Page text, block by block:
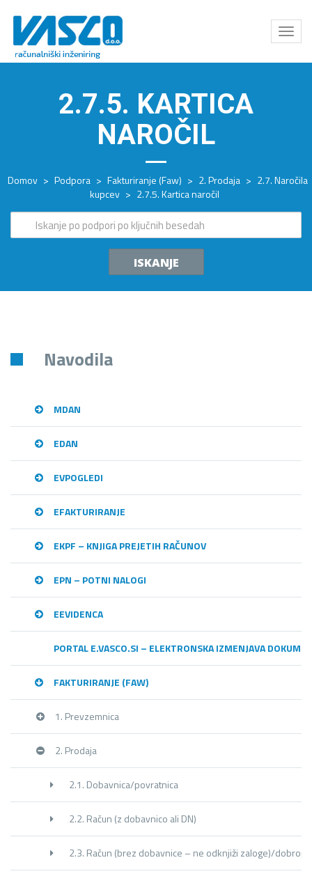
Odpri
meni
2.7.5. KARTICA
NAROČIL
Domov > Podpora > Fakturiranje (Faw) > 2. Prodaja > 2.7. Naročila
kupcev > 2.7.5. Kartica naročil
ISKANJE
Navodila
MDAN
EDAN
EVPOGLEDI
EFAKTURIRANJE
EKPF – KNJIGA PREJETIH RAČUNOV
EPN – POTNI NALOGI
EEVIDENCA
PORTAL E.VASCO.SI – ELEKTRONSKA IZMENJAVA
FAKTURIRANJE (FAW)
1. Prevzemnica
2. Prodaja
2.1. Dobavnica/povratnica
2.2. Račun (z dobavnico ali DN)
2.3. Račun (brez dobavnice – ne odknjiži zaloge)/